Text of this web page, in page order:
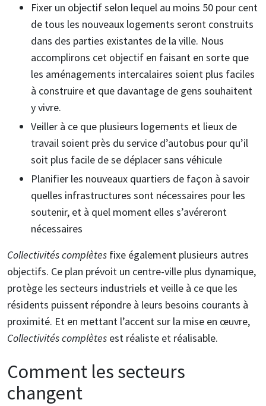
Fixer un objectif selon lequel au moins 50 pour cent
de tous les nouveaux logements seront construits
dans des parties existantes de la ville. Nous
accomplirons cet objectif en faisant en sorte que
les aménagements intercalaires soient plus faciles
à construire et que davantage de gens souhaitent
y vivre.
Veiller à ce que plusieurs logements et lieux de
travail soient près du service d’autobus pour qu’il
soit plus facile de se déplacer sans véhicule
Planifier les nouveaux quartiers de façon à savoir
quelles infrastructures sont nécessaires pour les
soutenir, et à quel moment elles s’avéreront
nécessaires
Collectivités complètes fixe également plusieurs autres
objectifs. Ce plan prévoit un centre-ville plus dynamique,
protège les secteurs industriels et veille à ce que les
résidents puissent répondre à leurs besoins courants à
proximité. Et en mettant l’accent sur la mise en œuvre,
Collectivités complètes est réaliste et réalisable.
Comment les secteurs
changent